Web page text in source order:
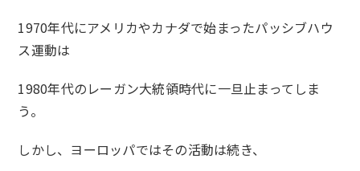
1970年代にアメリカやカナダで始まったパッシブハウ
ス運動は
1980年代のレーガン大統領時代に一旦止まってしま
う。
しかし、ヨーロッパではその活動は続き、